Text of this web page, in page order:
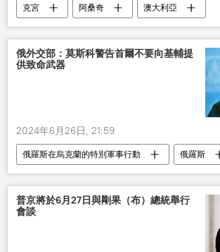
克宮 阿桑奇 澳大利亞
俄外交部：莫斯科警告首爾不要向基輔提
供致命武器
2024年6月26日, 21:59
俄羅斯在烏克蘭的特別軍事行動
俄羅斯
基輔
普京將於6月27日與剛果（布）總統舉行
會談